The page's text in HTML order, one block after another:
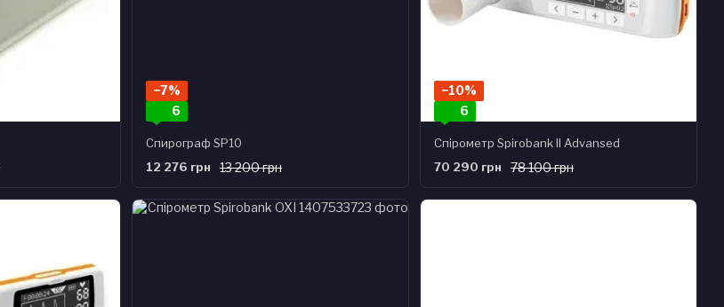
−7%
6
Спирограф SP10
13 200 грн
12 276 грн
−10%
6
Спірометр Spirobank II Advansed
78 100 грн
70 290 грн